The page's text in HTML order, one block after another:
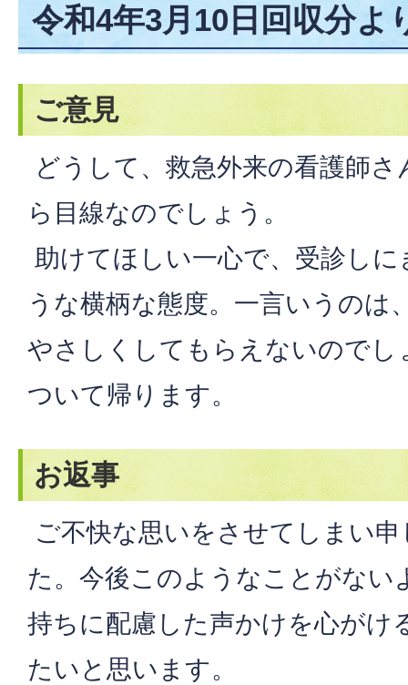
令和4年3月10日回収分よ
ご意見
どうして、救急外来の看護師
ら目線なのでしょう。
助けてほしい一心で、受診し
うな横柄な態度。一言いうのは
やさしくしてもらえないのでし
ついて帰ります。
お返事
ご不快な思いをさせてしまい
た。今後このようなことがない
持ちに配慮した声かけを心がけ
たいと思います。